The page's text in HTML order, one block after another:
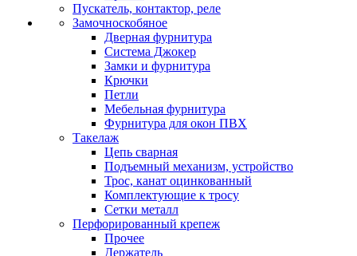
Пускатель, контактор, реле
Замочноскобяное
Дверная фурнитура
Система Джокер
Замки и фурнитура
Крючки
Петли
Мебельная фурнитура
Фурнитура для окон ПВХ
Такелаж
Цепь сварная
Подъемный механизм, устройство
Трос, канат оцинкованный
Комплектующие к тросу
Сетки металл
Перфорированный крепеж
Прочее
Держатель